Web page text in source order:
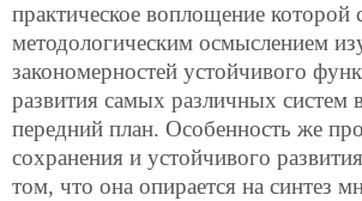
практическое воплощение которой
методологическим осмыслением
закономерностей устойчивого
развития самых различных систем
передний план. Особенность же
сохранения и устойчивого
том, что она опирается на синтез